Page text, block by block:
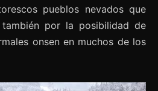
pueblos nevados que
por la posibilidad de
onsen en muchos de los